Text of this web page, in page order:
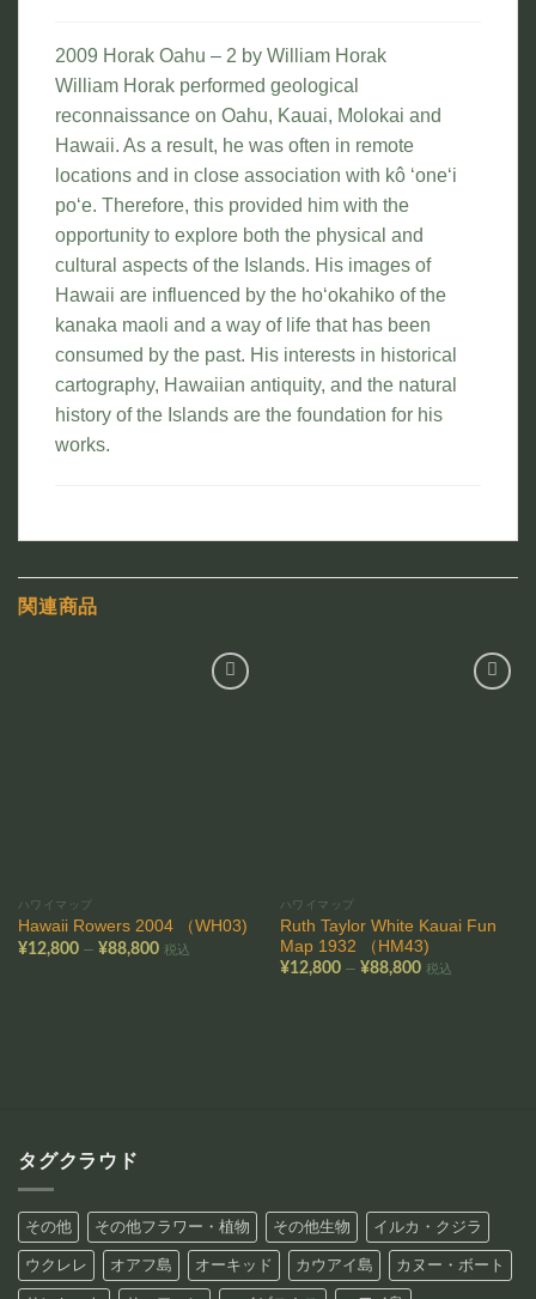
2009 Horak Oahu – 2 by William Horak
William Horak performed geological
reconnaissance on Oahu, Kauai, Molokai and
Hawaii. As a result, he was often in remote
locations and in close association with kô ‘one‘i
po‘e. Therefore, this provided him with the
opportunity to explore both the physical and
cultural aspects of the Islands. His images of
Hawaii are influenced by the ho‘okahiko of the
kanaka maoli and a way of life that has been
consumed by the past. His interests in historical
cartography, Hawaiian antiquity, and the natural
history of the Islands are the foundation for his
works.
関連商品
ハワイマップ
Hawaii Rowers 2004 （WH03)
¥12,800 – ¥88,800価税込
ハワイマップ
Ruth Taylor White Kauai Fun
Map 1932 （HM43)
¥12,800 – ¥88,800価税込
タグクラウド
その他 その他フラワー・植物 その他生物 イルカ・クジラ
ウクレレ オアフ島 オーキッド カウアイ島 カヌー・ボート